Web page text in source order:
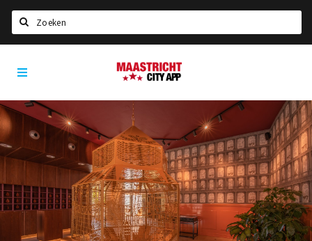
Home
Agenda
Deals
Party pics
Nieuws, interviews & blogs
Eten
Drinken
Maastricht
City